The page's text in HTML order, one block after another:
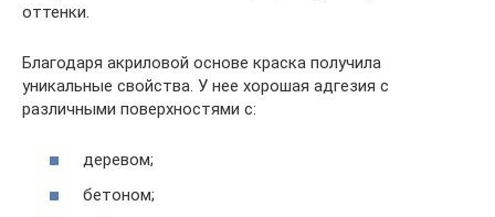
оттенки.
Благодаря акриловой основе краска получила
уникальные свойства. У нее хорошая адгезия с
различными поверхностями с:
деревом;
бетоном;